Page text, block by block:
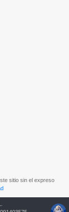
sitio sin el expreso